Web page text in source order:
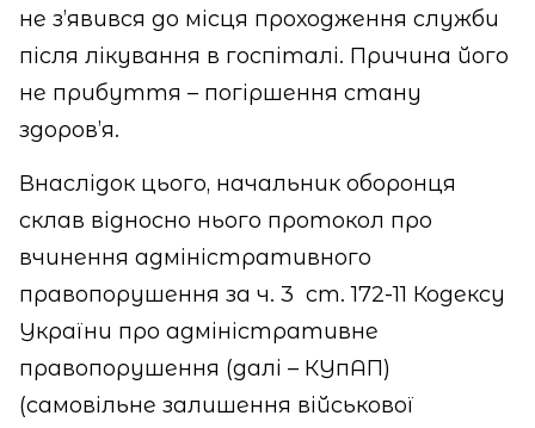
не з’явився до місця проходження служби
після лікування в госпіталі. Причина його
не прибуття – погіршення стану
здоров’я.
Внаслідок цього, начальник оборонця
склав відносно нього протокол про
вчинення адміністративного
правопорушення за ч. 3 ст. 172-11 Кодексу
України про адміністративне
правопорушення (далі – КУпАП)
(самовільне залишення військової